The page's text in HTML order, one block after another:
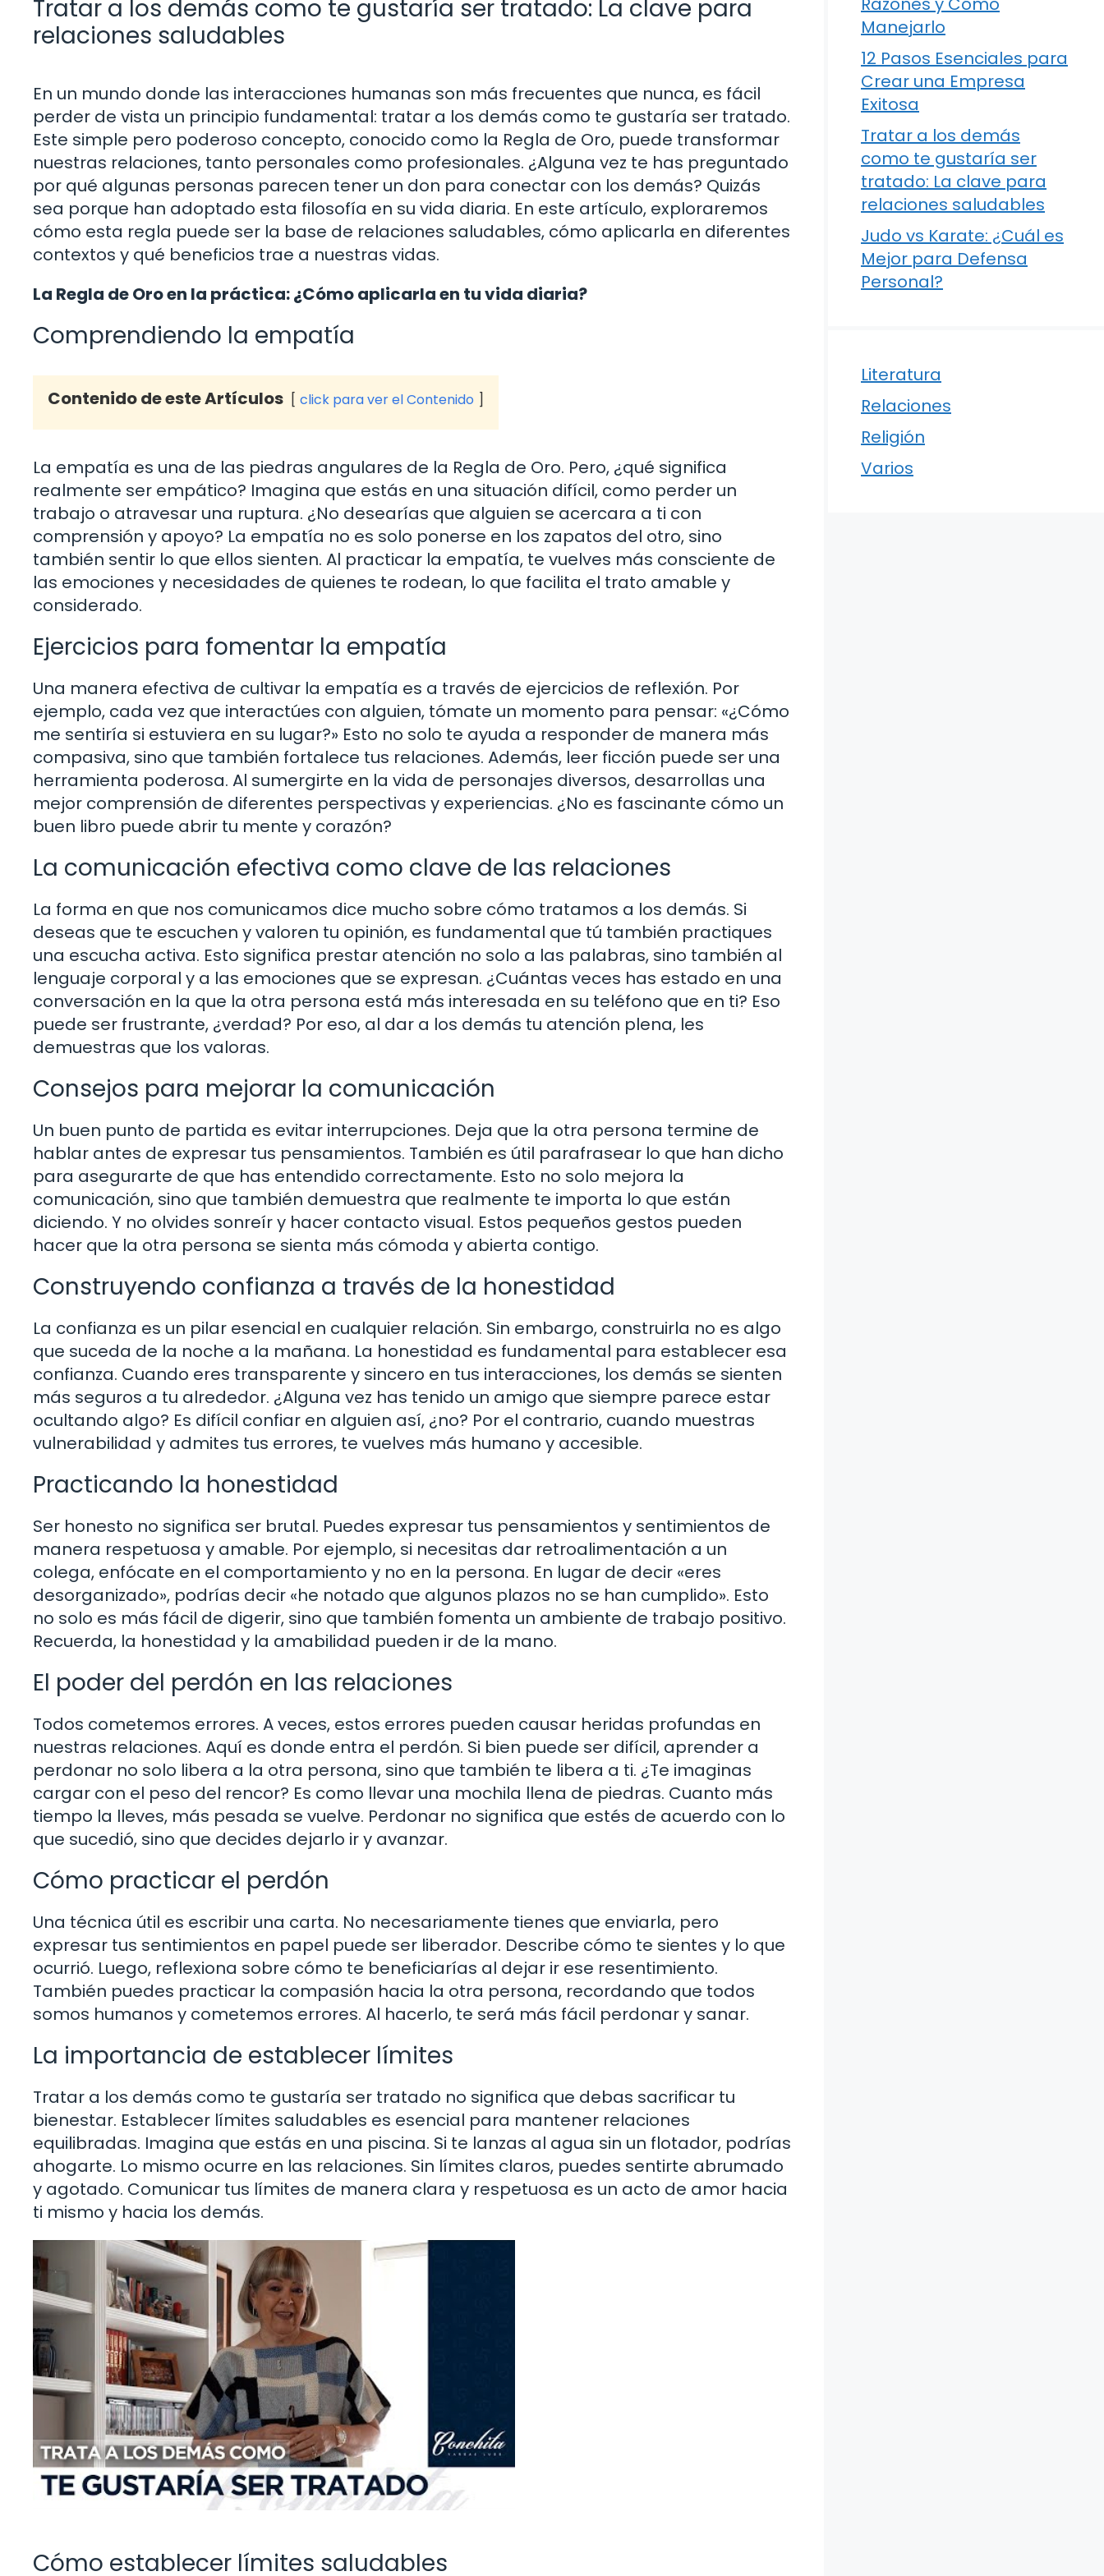
Tratar a los demás como te gustaría ser tratado: La clave para
relaciones saludables
En un mundo donde las interacciones humanas son más frecuentes que nunca, es fácil
perder de vista un principio fundamental: tratar a los demás como te gustaría ser tratado.
Este simple pero poderoso concepto, conocido como la Regla de Oro, puede transformar
nuestras relaciones, tanto personales como profesionales. ¿Alguna vez te has preguntado
por qué algunas personas parecen tener un don para conectar con los demás? Quizás
sea porque han adoptado esta filosofía en su vida diaria. En este artículo, exploraremos
cómo esta regla puede ser la base de relaciones saludables, cómo aplicarla en diferentes
contextos y qué beneficios trae a nuestras vidas.
La Regla de Oro en la práctica: ¿Cómo aplicarla en tu vida diaria?
Comprendiendo la empatía
Contenido de este Artículos click para ver el Contenido
La empatía es una de las piedras angulares de la Regla de Oro. Pero, ¿qué significa
realmente ser empático? Imagina que estás en una situación difícil, como perder un
trabajo o atravesar una ruptura. ¿No desearías que alguien se acercara a ti con
comprensión y apoyo? La empatía no es solo ponerse en los zapatos del otro, sino
también sentir lo que ellos sienten. Al practicar la empatía, te vuelves más consciente de
las emociones y necesidades de quienes te rodean, lo que facilita el trato amable y
considerado.
Ejercicios para fomentar la empatía
Una manera efectiva de cultivar la empatía es a través de ejercicios de reflexión. Por
ejemplo, cada vez que interactúes con alguien, tómate un momento para pensar: «¿Cómo
me sentiría si estuviera en su lugar?» Esto no solo te ayuda a responder de manera más
compasiva, sino que también fortalece tus relaciones. Además, leer ficción puede ser una
herramienta poderosa. Al sumergirte en la vida de personajes diversos, desarrollas una
mejor comprensión de diferentes perspectivas y experiencias. ¿No es fascinante cómo un
buen libro puede abrir tu mente y corazón?
La comunicación efectiva como clave de las relaciones
La forma en que nos comunicamos dice mucho sobre cómo tratamos a los demás. Si
deseas que te escuchen y valoren tu opinión, es fundamental que tú también practiques
una escucha activa. Esto significa prestar atención no solo a las palabras, sino también al
lenguaje corporal y a las emociones que se expresan. ¿Cuántas veces has estado en una
conversación en la que la otra persona está más interesada en su teléfono que en ti? Eso
puede ser frustrante, ¿verdad? Por eso, al dar a los demás tu atención plena, les
demuestras que los valoras.
Consejos para mejorar la comunicación
Un buen punto de partida es evitar interrupciones. Deja que la otra persona termine de
hablar antes de expresar tus pensamientos. También es útil parafrasear lo que han dicho
para asegurarte de que has entendido correctamente. Esto no solo mejora la
comunicación, sino que también demuestra que realmente te importa lo que están
diciendo. Y no olvides sonreír y hacer contacto visual. Estos pequeños gestos pueden
hacer que la otra persona se sienta más cómoda y abierta contigo.
Construyendo confianza a través de la honestidad
La confianza es un pilar esencial en cualquier relación. Sin embargo, construirla no es algo
que suceda de la noche a la mañana. La honestidad es fundamental para establecer esa
confianza. Cuando eres transparente y sincero en tus interacciones, los demás se sienten
más seguros a tu alrededor. ¿Alguna vez has tenido un amigo que siempre parece estar
ocultando algo? Es difícil confiar en alguien así, ¿no? Por el contrario, cuando muestras
vulnerabilidad y admites tus errores, te vuelves más humano y accesible.
Practicando la honestidad
Ser honesto no significa ser brutal. Puedes expresar tus pensamientos y sentimientos de
manera respetuosa y amable. Por ejemplo, si necesitas dar retroalimentación a un
colega, enfócate en el comportamiento y no en la persona. En lugar de decir «eres
desorganizado», podrías decir «he notado que algunos plazos no se han cumplido». Esto
no solo es más fácil de digerir, sino que también fomenta un ambiente de trabajo positivo.
Recuerda, la honestidad y la amabilidad pueden ir de la mano.
El poder del perdón en las relaciones
Todos cometemos errores. A veces, estos errores pueden causar heridas profundas en
nuestras relaciones. Aquí es donde entra el perdón. Si bien puede ser difícil, aprender a
perdonar no solo libera a la otra persona, sino que también te libera a ti. ¿Te imaginas
cargar con el peso del rencor? Es como llevar una mochila llena de piedras. Cuanto más
tiempo la lleves, más pesada se vuelve. Perdonar no significa que estés de acuerdo con lo
que sucedió, sino que decides dejarlo ir y avanzar.
Cómo practicar el perdón
Una técnica útil es escribir una carta. No necesariamente tienes que enviarla, pero
expresar tus sentimientos en papel puede ser liberador. Describe cómo te sientes y lo que
ocurrió. Luego, reflexiona sobre cómo te beneficiarías al dejar ir ese resentimiento.
También puedes practicar la compasión hacia la otra persona, recordando que todos
somos humanos y cometemos errores. Al hacerlo, te será más fácil perdonar y sanar.
La importancia de establecer límites
Tratar a los demás como te gustaría ser tratado no significa que debas sacrificar tu
bienestar. Establecer límites saludables es esencial para mantener relaciones
equilibradas. Imagina que estás en una piscina. Si te lanzas al agua sin un flotador, podrías
ahogarte. Lo mismo ocurre en las relaciones. Sin límites claros, puedes sentirte abrumado
y agotado. Comunicar tus límites de manera clara y respetuosa es un acto de amor hacia
ti mismo y hacia los demás.
Cómo establecer límites saludables
Manejarlo
12 Pasos Esenciales para
Crear una Empresa
Exitosa
Tratar a los demás
como te gustaría ser
tratado: La clave para
relaciones saludables
Judo vs Karate: ¿Cuál es
Mejor para Defensa
Personal?
Literatura
Relaciones
Religión
Varios